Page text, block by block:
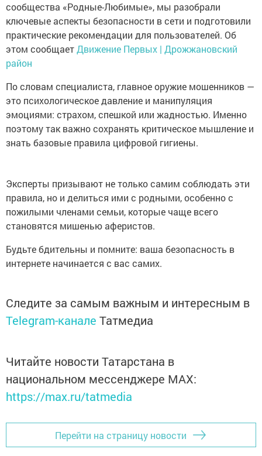
сообщества «Родные-Любимые», мы разобрали
ключевые аспекты безопасности в сети и подготовили
практические рекомендации для пользователей. Об
этом сообщаетДвижение Первых | Дрожжановский
район
По словам специалиста, главное оружие мошенников —
это психологическое давление и манипуляция
эмоциями: страхом, спешкой или жадностью. Именно
поэтому так важно сохранять критическое мышление и
знать базовые правила цифровой гигиены.
Эксперты призывают не только самим соблюдать эти
правила, но и делиться ими с родными, особенно с
пожилыми членами семьи, которые чаще всего
становятся мишенью аферистов.
Будьте бдительны и помните: ваша безопасность в
интернете начинается с вас самих.
Следите за самым важным и интересным в
Telegram-канале Татмедиа
Читайте новости Татарстана в
национальном мессенджере MАХ:
https://max.ru/tatmedia
Перейти на страницу новости